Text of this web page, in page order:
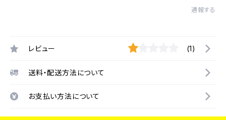
通報する
レビュー (1)
送料・配送方法について
お支払い方法について